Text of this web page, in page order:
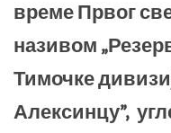
време Првог
називом
Тимочке
Алексинцу”,